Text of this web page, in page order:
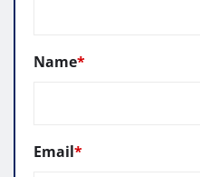
Name*
Email*